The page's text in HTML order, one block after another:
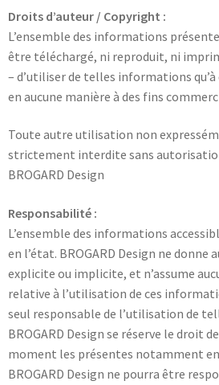
Droits d’auteur / Copyright :
L’ensemble des informations
être téléchargé, ni reproduit, ni
– d’utiliser de telles informations
en aucune manière à des fins
Toute autre utilisation non
strictement interdite sans
BROGARD Design
Responsabilité :
L’ensemble des informations
en l’état. BROGARD Design ne donne
explicite ou implicite, et n’assume
relative à l’utilisation de ces
seul responsable de l’utilisation de
BROGARD Design se réserve le droit
moment les présentes notamment
BROGARD Design ne pourra être